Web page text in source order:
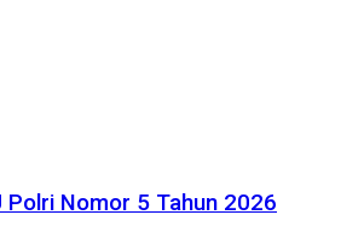
Polri Nomor 5 Tahun 2026